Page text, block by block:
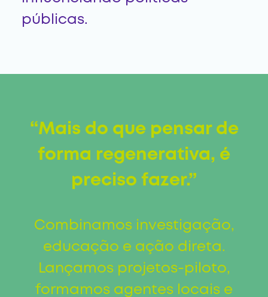
públicas.
“Mais do que pensar de
forma regenerativa, é
preciso fazer.”
Combinamos investigação,
educação e ação direta.
Lançamos projetos-piloto,
formamos agentes locais e